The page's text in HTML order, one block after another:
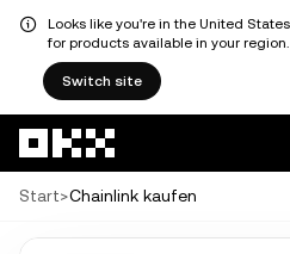
Looks like you're in the United
for products available in your region.
Switch site
Start>Chainlink kaufen